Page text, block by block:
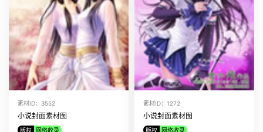
素材ID：3552
小说封面素材图
版权 网络收录
素材ID：1272
小说封面素材图
版权 网络收录